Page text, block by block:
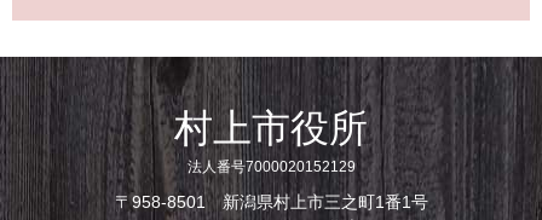
村上市役所
法人番号7000020152129
〒958-8501 新潟県村上市三之町1番1号